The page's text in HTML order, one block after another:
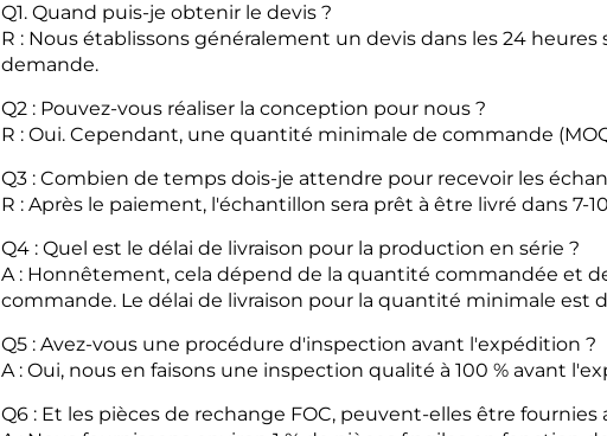
Q1. Quand puis-je obtenir le devis ?
R : Nous établissons généralement un devis dans les 24
demande.
Q2 : Pouvez-vous réaliser la conception pour nous ?
R : Oui. Cependant, une quantité minimale de commande
Q3 : Combien de temps dois-je attendre pour recevoir les
R : Après le paiement, l'échantillon sera prêt à être livré dans 7-
Q4 : Quel est le délai de livraison pour la production en série ?
A : Honnêtement, cela dépend de la quantité commandée et
commande. Le délai de livraison pour la quantité minimale est
Q5 : Avez-vous une procédure d'inspection avant l'expédition ?
A : Oui, nous en faisons une inspection qualité à 100 % avant
Q6 : Et les pièces de rechange FOC, peuvent-elles être fournies